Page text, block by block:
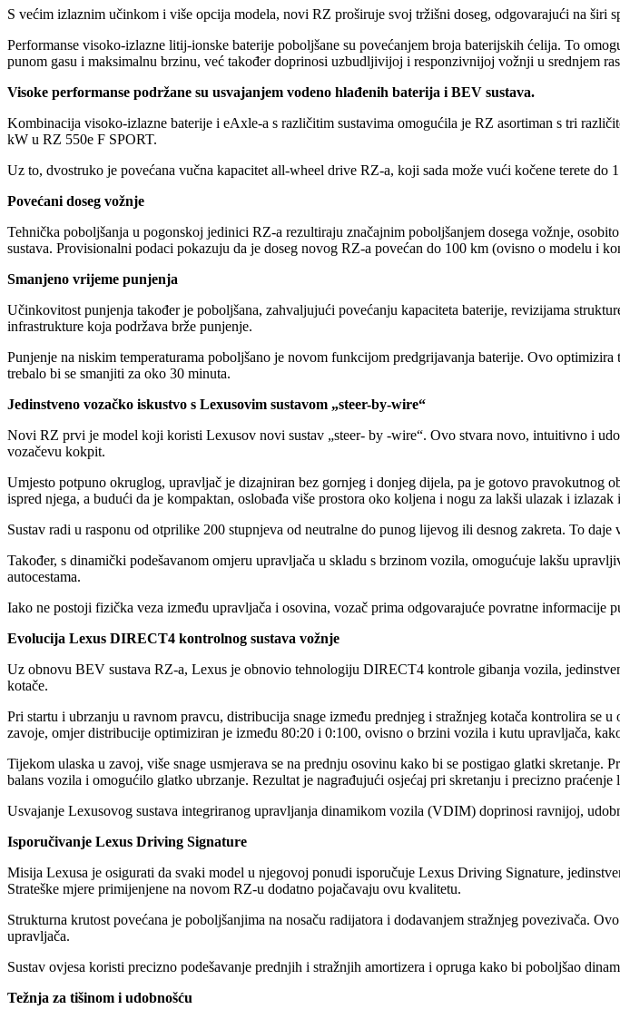
S većim izlaznim učinkom i više opcija modela, novi RZ proširuje svoj tržišni doseg, odgovarajući na širi
Performanse visoko-izlazne litij-ionske baterije poboljšane su povećanjem broja baterijskih ćelija. To
punom gasu i maksimalnu brzinu, već također doprinosi uzbudljivijoj i responzivnijoj vožnji u srednjem
Visoke performanse podržane su usvajanjem vodeno hlađenih baterija i BEV sustava.
Kombinacija visoko-izlazne baterije i eAxle-a s različitim sustavima omogućila je RZ asortiman s tri
kW u RZ 550e F SPORT.
Uz to, dvostruko je povećana vučna kapacitet all-wheel drive RZ-a, koji sada može vući kočene terete do
Povećani doseg vožnje
Tehnička poboljšanja u pogonskoj jedinici RZ-a rezultiraju značajnim poboljšanjem dosega vožnje,
sustava. Provisionalni podaci pokazuju da je doseg novog RZ-a povećan do 100 km (ovisno o modelu i
Smanjeno vrijeme punjenja
Učinkovitost punjenja također je poboljšana, zahvaljujući povećanju kapaciteta baterije, revizijama
infrastrukture koja podržava brže punjenje.
Punjenje na niskim temperaturama poboljšano je novom funkcijom predgrijavanja baterije. Ovo
trebalo bi se smanjiti za oko 30 minuta.
Jedinstveno vozačko iskustvo s Lexusovim sustavom „steer-by-wire“
Novi RZ prvi je model koji koristi Lexusov novi sustav „steer- by -wire“. Ovo stvara novo, intuitivno i
vozačevu kokpit.
Umjesto potpuno okruglog, upravljač je dizajniran bez gornjeg i donjeg dijela, pa je gotovo pravokutnog
ispred njega, a budući da je kompaktan, oslobađa više prostora oko koljena i nogu za lakši ulazak i izlazak
Sustav radi u rasponu od otprilike 200 stupnjeva od neutralne do punog lijevog ili desnog zakreta. To
Također, s dinamički podešavanom omjeru upravljača u skladu s brzinom vozila, omogućuje lakšu
autocestama.
Iako ne postoji fizička veza između upravljača i osovina, vozač prima odgovarajuće povratne informacije
Evolucija Lexus DIRECT4 kontrolnog sustava vožnje
Uz obnovu BEV sustava RZ-a, Lexus je obnovio tehnologiju DIRECT4 kontrole gibanja vozila,
kotače.
Pri startu i ubrzanju u ravnom pravcu, distribucija snage između prednjeg i stražnjeg kotača kontrolira
zavoje, omjer distribucije optimiziran je između 80:20 i 0:100, ovisno o brzini vozila i kutu upravljača,
Tijekom ulaska u zavoj, više snage usmjerava se na prednju osovinu kako bi se postigao glatki skretanje.
balans vozila i omogućilo glatko ubrzanje. Rezultat je nagrađujući osjećaj pri skretanju i precizno praćenje
Usvajanje Lexusovog sustava integriranog upravljanja dinamikom vozila (VDIM) doprinosi ravnijoj,
Isporučivanje Lexus Driving Signature
Misija Lexusa je osigurati da svaki model u njegovoj ponudi isporučuje Lexus Driving Signature,
Strateške mjere primijenjene na novom RZ-u dodatno pojačavaju ovu kvalitetu.
Strukturna krutost povećana je poboljšanjima na nosaču radijatora i dodavanjem stražnjeg povezivača.
upravljača.
Sustav ovjesa koristi precizno podešavanje prednjih i stražnjih amortizera i opruga kako bi poboljšao
Težnja za tišinom i udobnošću